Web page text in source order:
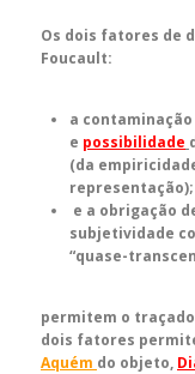
Os dois fatores de
Foucault:
a
e possibilidade
(da
representação);
e a obrigação
subjetividade
“quase-
permitem o
dois fatores
Aquém do objeto,